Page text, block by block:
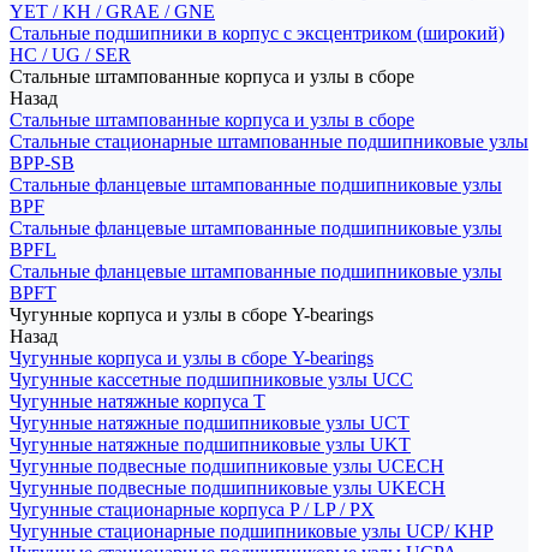
YET / KH / GRAE / GNE
Стальные подшипники в корпус с эксцентриком (широкий)
HC / UG / SER
Стальные штампованные корпуса и узлы в сборе
Назад
Стальные штампованные корпуса и узлы в сборе
Стальные стационарные штампованные подшипниковые узлы
BPP-SB
Стальные фланцевые штампованные подшипниковые узлы
BPF
Стальные фланцевые штампованные подшипниковые узлы
BPFL
Стальные фланцевые штампованные подшипниковые узлы
BPFT
Чугунные корпуса и узлы в сборе Y-bearings
Назад
Чугунные корпуса и узлы в сборе Y-bearings
Чугунные кассетные подшипниковые узлы UCC
Чугунные натяжные корпуса T
Чугунные натяжные подшипниковые узлы UCT
Чугунные натяжные подшипниковые узлы UKT
Чугунные подвесные подшипниковые узлы UCECH
Чугунные подвесные подшипниковые узлы UKECH
Чугунные стационарные корпуса P / LP / PX
Чугунные стационарные подшипниковые узлы UCP/ KHP